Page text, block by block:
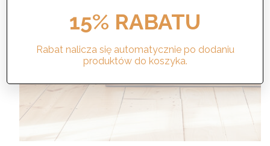
15% RABATU
Rabat nalicza się automatycznie po dodaniu
produktów do koszyka.